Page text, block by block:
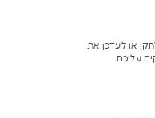
או לעדכן את
עליכם.